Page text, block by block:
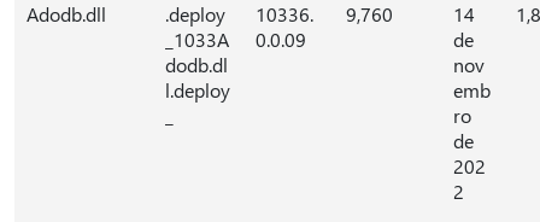
Adodb.dll
.deploy
_1033A
dodb.dl
l.deploy
10336.
0.0.09
9,760
14
de
nov
emb
ro
de
202
2